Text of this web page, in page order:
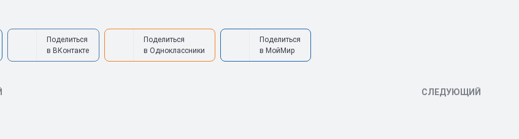
Поделиться
в ВКонтакте
Поделиться
в Одноклассники
Поделиться
в МойМир
СЛЕДУЮЩИЙ